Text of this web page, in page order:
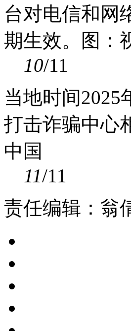
台对电信和网
期生效。图：
10/11
当地时间2025
打击诈骗中心
中国
11/11
责任编辑：翁